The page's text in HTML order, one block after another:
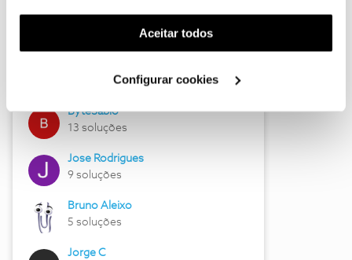
funcionalidade) e adaptar anúncios aos seus interesses
(cookies de publicidade personalizada). Pode gerir a
utilização dos cookies clicando em "Configurar
Aceitar todos
Configurar cookies
Hall of Fame de julho
17 soluções
ByteSábio
13 soluções
Jose Rodrigues
9 soluções
Bruno Aleixo
5 soluções
Jorge C